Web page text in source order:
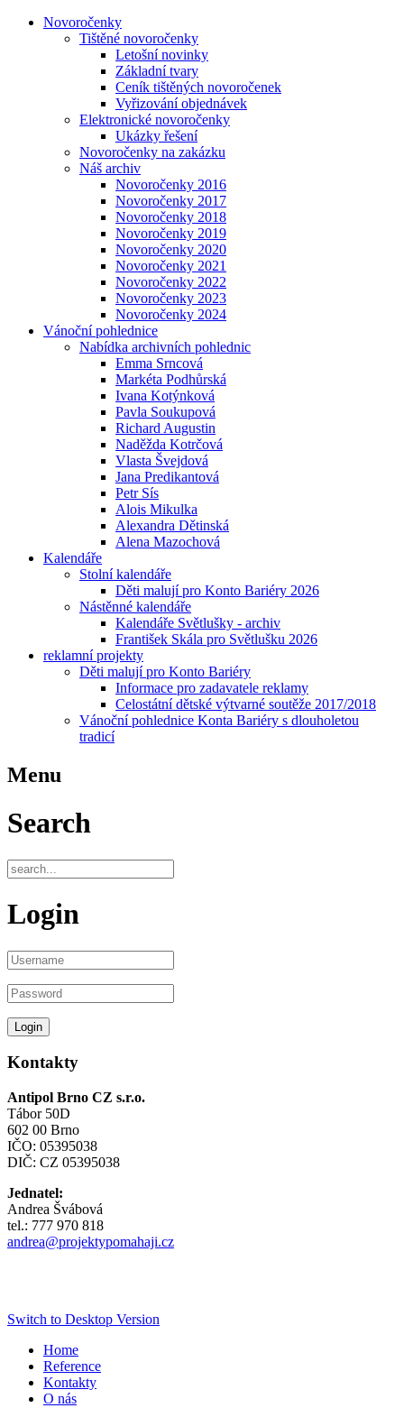
Novoročenky
Tištěné novoročenky
Letošní novinky
Základní tvary
Ceník tištěných novoročenek
Vyřizování objednávek
Elektronické novoročenky
Ukázky řešení
Novoročenky na zakázku
Náš archiv
Novoročenky 2016
Novoročenky 2017
Novoročenky 2018
Novoročenky 2019
Novoročenky 2020
Novoročenky 2021
Novoročenky 2022
Novoročenky 2023
Novoročenky 2024
Vánoční pohlednice
Nabídka archivních pohlednic
Emma Srncová
Markéta Podhůrská
Ivana Kotýnková
Pavla Soukupová
Richard Augustin
Naděžda Kotrčová
Vlasta Švejdová
Jana Predikantová
Petr Sís
Alois Mikulka
Alexandra Dětinská
Alena Mazochová
Kalendáře
Stolní kalendáře
Děti malují pro Konto Bariéry 2026
Nástěnné kalendáře
Kalendáře Světlušky - archiv
František Skála pro Světlušku 2026
reklamní projekty
Děti malují pro Konto Bariéry
Informace pro zadavatele reklamy
Celostátní dětské výtvarné soutěže 2017/2018
Vánoční pohlednice Konta Bariéry s dlouholetou
tradicí
Menu
Search
Login
Kontakty
Antipol Brno CZ s.r.o.
Tábor 50D
602 00 Brno
IČO: 05395038
DIČ: CZ 05395038
Jednatel:
Andrea Švábová
tel.: 777 970 818
andrea@projektypomahaji.cz
Switch to Desktop Version
Home
Reference
Kontakty
O nás